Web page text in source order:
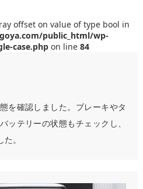
offset on value of type bool in
public_html/wp-
case.phpon line 84
を確認しました。ブレーキやタ
ッテリーの状態もチェックし、
。